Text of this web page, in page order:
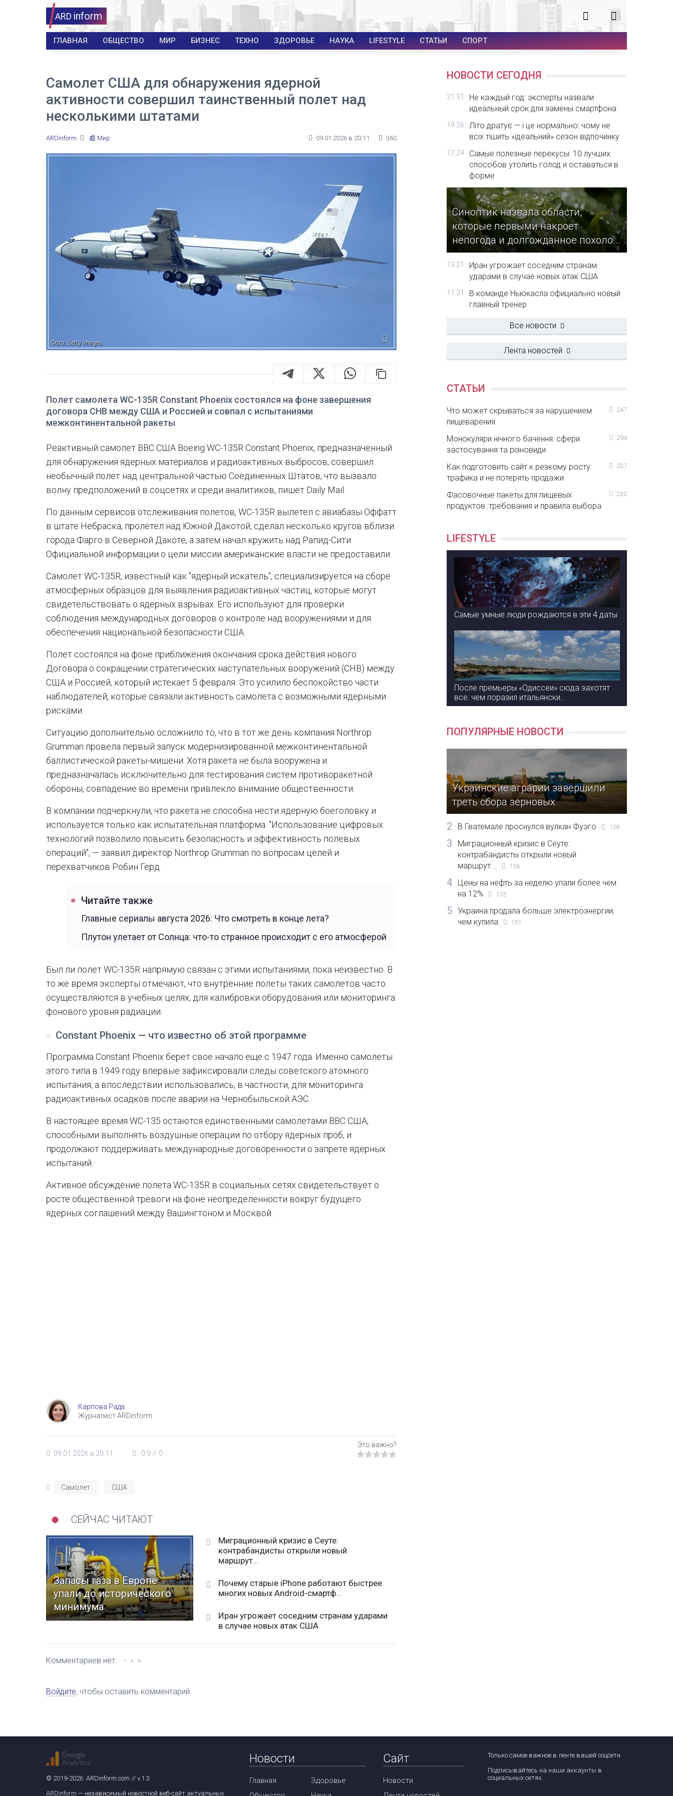
ARD inform
ГЛАВНАЯ ОБЩЕСТВО МИР БИЗНЕС ТЕХНО ЗДОРОВЬЕ НАУКА LIFESTYLE СТАТЬИ СПОРТ
Самолет США для обнаружения ядерной
активности совершил таинственный полет над
несколькими штатами
ARDinform 📰 Мир 09.01.2026 в 20:11 360
Фото: Getty Images
Полет самолета WC-135R Constant Phoenix состоялся на фоне завершения
договора СНВ между США и Россией и совпал с испытаниями
межконтинентальной ракеты
Реактивный самолет ВВС США Boeing WC-135R Constant Phoenix, предназначенный
для обнаружения ядерных материалов и радиоактивных выбросов, совершил
необычный полет над центральной частью Соединенных Штатов, что вызвало
волну предположений в соцсетях и среди аналитиков, пишет Daily Mail.
По данным сервисов отслеживания полетов, WC-135R вылетел с авиабазы Оффатт
в штате Небраска, пролетел над Южной Дакотой, сделал несколько кругов вблизи
города Фарго в Северной Дакоте, а затем начал кружить над Рапид-Сити.
Официальной информации о цели миссии американские власти не предоставили.
Самолет WC-135R, известный как "ядерный искатель", специализируется на сборе
атмосферных образцов для выявления радиоактивных частиц, которые могут
свидетельствовать о ядерных взрывах. Его используют для проверки
соблюдения международных договоров о контроле над вооружениями и для
обеспечения национальной безопасности США.
Полет состоялся на фоне приближения окончания срока действия нового
Договора о сокращении стратегических наступательных вооружений (СНВ) между
США и Россией, который истекает 5 февраля. Это усилило беспокойство части
наблюдателей, которые связали активность самолета с возможными ядерными
рисками.
Ситуацию дополнительно осложнило то, что в тот же день компания Northrop
Grumman провела первый запуск модернизированной межконтинентальной
баллистической ракеты-мишени. Хотя ракета не была вооружена и
предназначалась исключительно для тестирования систем противоракетной
обороны, совпадение во времени привлекло внимание общественности.
В компании подчеркнули, что ракета не способна нести ядерную боеголовку и
используется только как испытательная платформа. "Использование цифровых
технологий позволило повысить безопасность и эффективность полевых
операций", — заявил директор Northrop Grumman по вопросам целей и
перехватчиков Робин Герд.
Читайте также
Главные сериалы августа 2026: Что смотреть в конце лета?
Плутон улетает от Солнца: что-то странное происходит с его атмосферой
Был ли полет WC-135R напрямую связан с этими испытаниями, пока неизвестно. В
то же время эксперты отмечают, что внутренние полеты таких самолетов часто
осуществляются в учебных целях, для калибровки оборудования или мониторинга
фонового уровня радиации.
Constant Phoenix — что известно об этой программе
Программа Constant Phoenix берет свое начало еще с 1947 года. Именно самолеты
этого типа в 1949 году впервые зафиксировали следы советского атомного
испытания, а впоследствии использовались, в частности, для мониторинга
радиоактивных осадков после аварии на Чернобыльской АЭС.
В настоящее время WC-135 остаются единственными самолетами ВВС США,
способными выполнять воздушные операции по отбору ядерных проб, и
продолжают поддерживать международные договоренности о запрете ядерных
испытаний.
Активное обсуждение полета WC-135R в социальных сетях свидетельствует о
росте общественной тревоги на фоне неопределенности вокруг будущего
ядерных соглашений между Вашингтоном и Москвой.
Карпова Рада
Журналист ARDinform
09.01.2026 в 20:11 0.0 // 0
Самолет США
СЕЙЧАС ЧИТАЮТ
Запасы газа в Европе
упали до исторического
минимума
Миграционный кризис в Сеуте:
контрабандисты открыли новый
маршрут...
Почему старые iPhone работают быстрее
многих новых Android-смартф...
Иран угрожает соседним странам ударами
в случае новых атак США
Комментариев нет.
Войдите, чтобы оставить комментарий.
НОВОСТИ СЕГОДНЯ
21:31
Не каждый год: эксперты назвали
идеальный срок для замены смартфона
19:26
Літо дратує — і це нормально: чому не
всіх тішить «ідеальний» сезон відпочинку
17:24
Самые полезные перекусы: 10 лучших
способов утолить голод и оставаться в
форме
Синоптик назвала области,
которые первыми накроет
непогода и долгожданное похоло...
13:21
Иран угрожает соседним странам
ударами в случае новых атак США
11:31
В команде Ньюкасла официально новый
главный тренер
Все новости
Лента новостей
СТАТЬИ
Что может скрываться за нарушением
пищеварения
247
Монокуляри нічного бачення: сфери
застосування та різновиди
294
Как подготовить сайт к резкому росту
трафика и не потерять продажи
237
Фасовочные пакеты для пищевых
продуктов: требования и правила выбора
230
LIFESTYLE
Самые умные люди рождаются в эти 4 даты
После премьеры «Одиссеи» сюда захотят
все: чем поразил итальянски...
ПОПУЛЯРНЫЕ НОВОСТИ
Украинские аграрии завершили
треть сбора зерновых
2 В Гватемале проснулся вулкан Фуэго 158
3
Миграционный кризис в Сеуте:
контрабандисты открыли новый
маршрут...
156
4
Цены на нефть за неделю упали более чем
на 12%
155
5
Украина продала больше электроэнергии,
чем купила
151
© 2019-2026. ARDinform.com // v.1.3
ARDinform — независимый новостной веб-сайт актуальных
Новости
Главная
Здоровье
Сайт
Новости
Только самое важное в ленте вашей соцсети.
Подписывайтесь на наши аккаунты в
социальных сетях.